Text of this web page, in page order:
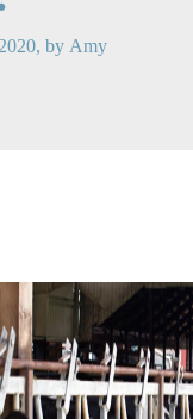
, by Amy